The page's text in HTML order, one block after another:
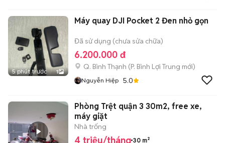
5 phút trước 1
Máy quay DJI Pocket 2 Đen nhỏ gọn
Đã sử dụng (chưa sửa chữa)
6.200.000 đ
Q. Bình Thạnh (P. Bình Lợi Trung mới)
Nguyễn Hiệp 5.0
Phòng Trệt quận 3 30m2, free xe,
máy giặt
Nhà trống
4 triệu/tháng 30 m²